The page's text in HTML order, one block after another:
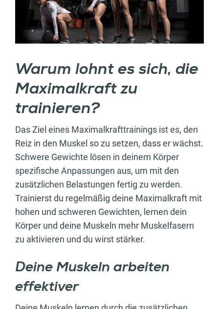
Warum lohnt es sich, die
Maximalkraft zu
trainieren?
Das Ziel eines Maximalkrafttrainings ist es, den
Reiz in den Muskel so zu setzen, dass er wächst.
Schwere Gewichte lösen in deinem Körper
spezifische Anpassungen aus, um mit den
zusätzlichen Belastungen fertig zu werden.
Trainierst du regelmäßig deine Maximalkraft mit
hohen und schweren Gewichten, lernen dein
Körper und deine Muskeln mehr Muskelfasern
zu aktivieren und du wirst stärker.
Deine Muskeln arbeiten
effektiver